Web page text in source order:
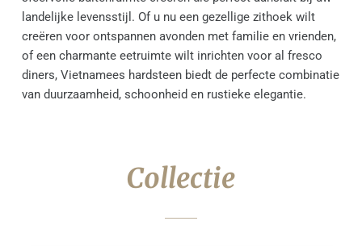
landelijke levensstijl. Of u nu een gezellige zithoek wilt
creëren voor ontspannen avonden met familie en vrienden,
of een charmante eetruimte wilt inrichten voor al fresco
diners, Vietnamees hardsteen biedt de perfecte combinatie
van duurzaamheid, schoonheid en rustieke elegantie.
Collectie